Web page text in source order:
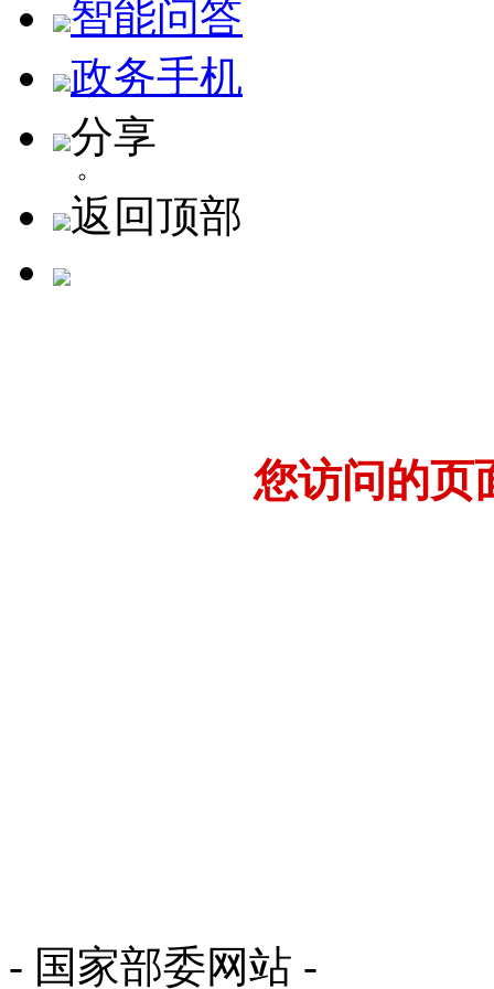
智能问答
政务手机
分享
返回顶部
您访问的页
- 国家部委网站 -